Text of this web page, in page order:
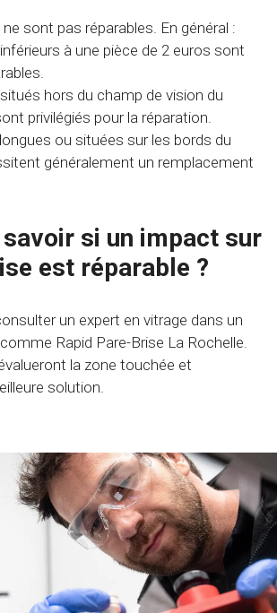
sont pas réparables. En général :
à une pièce de 2 euros sont
hors du champ de vision du
privilégiés pour la réparation.
ou situées sur les bords du
généralement un remplacement
si un impact sur
est réparable ?
un expert en vitrage dans un
Rapid Pare-Brise La Rochelle.
la zone touchée et
solution.